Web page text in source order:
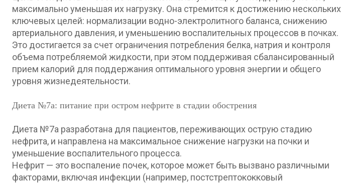
максимально уменьшая их нагрузку. Она стремится к достижению нескольких
ключевых целей: нормализации водно-электролитного баланса, снижению
артериального давления, и уменьшению воспалительных процессов в почках.
Это достигается за счет ограничения потребления белка, натрия и контроля
объема потребляемой жидкости, при этом поддерживая сбалансированный
прием калорий для поддержания оптимального уровня энергии и общего
уровня жизнедеятельности.
Диета №7а: питание при остром нефрите в стадии обострения
Диета №7а разработана для пациентов, переживающих острую стадию
нефрита, и направлена на максимальное снижение нагрузки на почки и
уменьшение воспалительного процесса.
Нефрит — это воспаление почек, которое может быть вызвано различными
факторами, включая инфекции (например, постстрептококковый